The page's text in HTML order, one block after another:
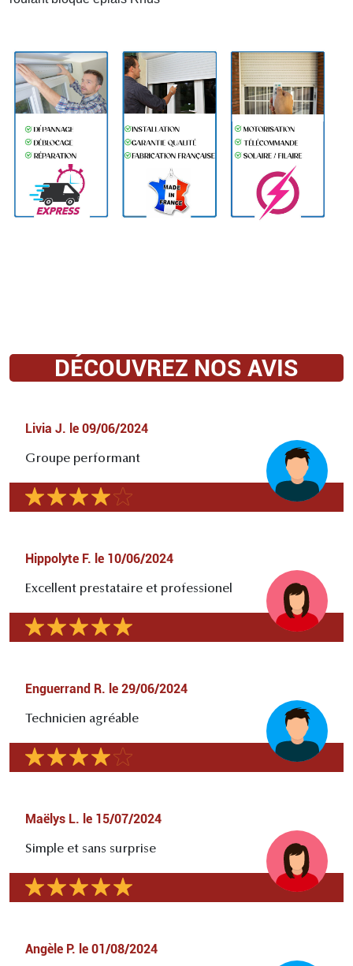
DÉCOUVREZ NOS AVIS
Livia J. le 09/06/2024
Groupe performant
Hippolyte F. le 10/06/2024
Excellent prestataire et professionel
Enguerrand R. le 29/06/2024
Technicien agréable
Maëlys L. le 15/07/2024
Simple et sans surprise
Angèle P. le 01/08/2024